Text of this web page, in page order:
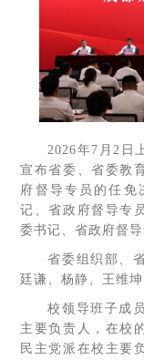
2026年7月2日
宣布省委、省委教
府督导专员的任免
记、省政府督导专
委书记、省政府督导
省委组织部、
廷谦、杨静、王维
校领导班子成
主要负责人，在校
民主党派在校主要